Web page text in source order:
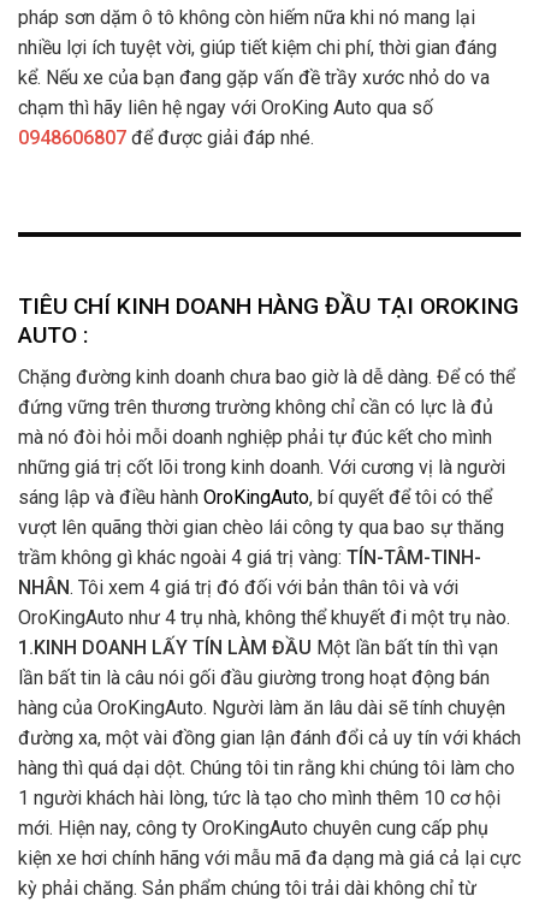
pháp sơn dặm ô tô không còn hiếm nữa khi nó mang lại
nhiều lợi ích tuyệt vời, giúp tiết kiệm chi phí, thời gian đáng
kể. Nếu xe của bạn đang gặp vấn đề trầy xước nhỏ do va
chạm thì hãy liên hệ ngay với OroKing Auto qua số
0948606807 để được giải đáp nhé.
TIÊU CHÍ KINH DOANH HÀNG ĐẦU TẠI OROKING
AUTO :
Chặng đường kinh doanh chưa bao giờ là dễ dàng. Để có thể
đứng vững trên thương trường không chỉ cần có lực là đủ
mà nó đòi hỏi mỗi doanh nghiệp phải tự đúc kết cho mình
những giá trị cốt lõi trong kinh doanh. Với cương vị là người
sáng lập và điều hành OroKingAuto, bí quyết để tôi có thể
vượt lên quãng thời gian chèo lái công ty qua bao sự thăng
trầm không gì khác ngoài 4 giá trị vàng: TÍN-TÂM-TINH-
NHÂN. Tôi xem 4 giá trị đó đối với bản thân tôi và với
OroKingAuto như 4 trụ nhà, không thể khuyết đi một trụ nào.
1.KINH DOANH LẤY TÍN LÀM ĐẦU Một lần bất tín thì vạn
lần bất tin là câu nói gối đầu giường trong hoạt động bán
hàng của OroKingAuto. Người làm ăn lâu dài sẽ tính chuyện
đường xa, một vài đồng gian lận đánh đổi cả uy tín với khách
hàng thì quá dại dột. Chúng tôi tin rằng khi chúng tôi làm cho
1 người khách hài lòng, tức là tạo cho mình thêm 10 cơ hội
mới. Hiện nay, công ty OroKingAuto chuyên cung cấp phụ
kiện xe hơi chính hãng với mẫu mã đa dạng mà giá cả lại cực
kỳ phải chăng. Sản phẩm chúng tôi trải dài không chỉ từ